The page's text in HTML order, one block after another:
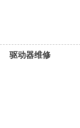
驱动器维修